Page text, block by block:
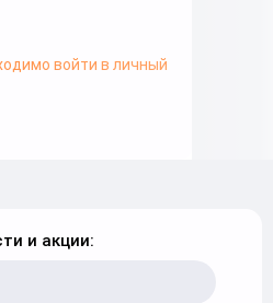
войти в личный
и акции: